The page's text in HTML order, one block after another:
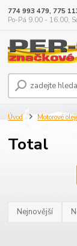
774 993 479, 775
Po-Pá 9.00 - 16.00,
Úvod Motorové
Total
Nejnovější